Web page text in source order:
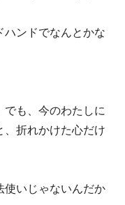
ンドでなんとかな
も、今のわたしに
、折れかけた心だけ
いじゃないんだか